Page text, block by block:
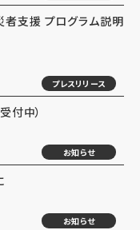
者支援 プログラム説明
プレスリリース
付中）
お知らせ
お知らせ